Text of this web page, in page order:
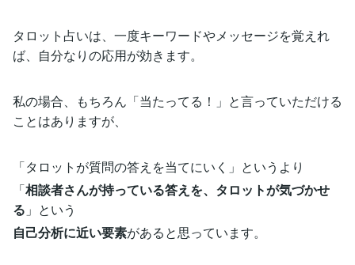
タロット占いは、一度キーワードやメッセージを覚えれ
ば、自分なりの応用が効きます。
私の場合、もちろん「当たってる！」と言っていただける
ことはありますが、
「タロットが質問の答えを当てにいく」というより
「相談者さんが持っている答えを、タロットが気づかせ
る 」という
自己分析に近い要素があると思っています。